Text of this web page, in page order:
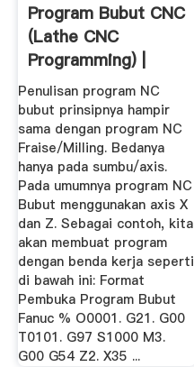
Program Bubut CNC
(Lathe CNC
Programming) |
Desain ...
Penulisan program NC
bubut prinsipnya hampir
sama dengan program NC
Fraise/Milling. Bedanya
hanya pada sumbu/axis.
Pada umumnya program NC
Bubut menggunakan axis X
dan Z. Sebagai contoh, kita
akan membuat program
dengan benda kerja seperti
di bawah ini: Format
Pembuka Program Bubut
Fanuc % O0001. G21. G00
T0101. G97 S1000 M3.
G00 G54 Z2. X35 ...